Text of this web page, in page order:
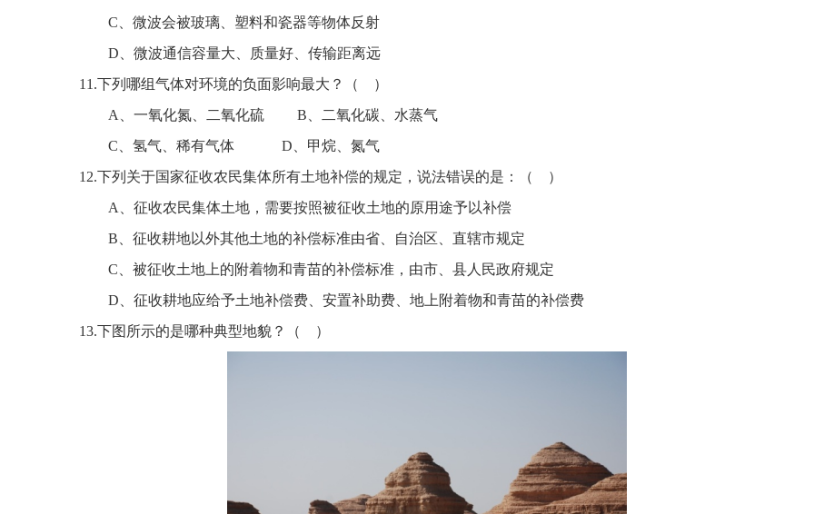
C、微波会被玻璃、塑料和瓷器等物体反射
D、微波通信容量大、质量好、传输距离远
11 .下列哪组气体对环境的负面影响最大？ （
）
A、一氧化氮、二氧化硫
B、二氧化碳、水蒸气
C、氢气、稀有气体
D、甲烷、氮气
12.下列关于国家征收农民集体所有土地补偿的规定，说法错误的是： （
）
A、征收农民集体土地，需要按照被征收土地的原用途予以补偿
B、征收耕地以外其他土地的补偿标准由省、自治区、直辖市规定
C、被征收土地上的附着物和青苗的补偿标准，由市、县人民政府规定
D、征收耕地应给予土地补偿费、安置补助费、地上附着物和青苗的补偿费
13.下图所示的是哪种典型地貌？ （ ）